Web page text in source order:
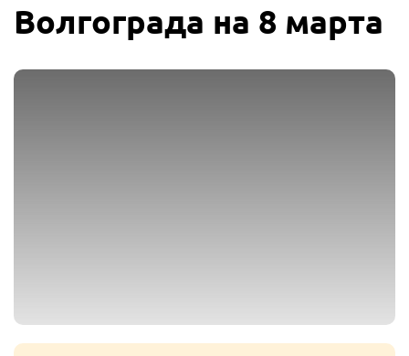
Волгограда на 8 марта